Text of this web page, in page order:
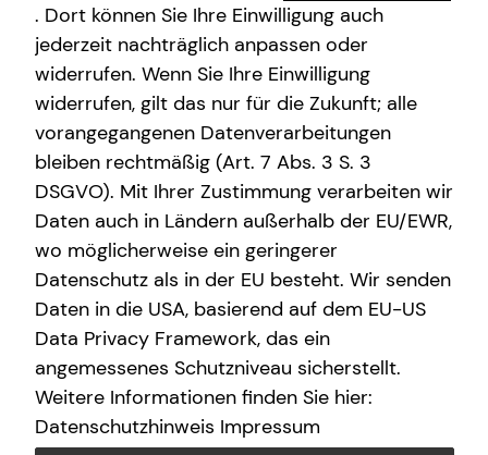
Finanzpodcast leistet einen Beitrag Wissenslücken rund
um Finanzen zu schließen. So kannst du dein
Finanzwissen aufbauen und erweitern, um mitzureden
und konkrete finanzielle Entscheidungen selbstbestimmt
treffen zu können.
Investment. Immobilien. Wirtschaft. ETF.
Inspiration.
Spotify
. Dort können Sie Ihre Einwilligung auch
jederzeit nachträglich anpassen oder
widerrufen. Wenn Sie Ihre Einwilligung
widerrufen, gilt das nur für die Zukunft; alle
vorangegangenen Datenverarbeitungen
bleiben rechtmäßig (Art. 7 Abs. 3 S. 3
DSGVO). Mit Ihrer Zustimmung verarbeiten wir
Daten auch in Ländern außerhalb der EU/EWR,
wo möglicherweise ein geringerer
Datenschutz als in der EU besteht. Wir senden
Daten in die USA, basierend auf dem EU-US
Data Privacy Framework, das ein
angemessenes Schutzniveau sicherstellt.
Weitere Informationen finden Sie hier:
Datenschutzhinweis Impressum